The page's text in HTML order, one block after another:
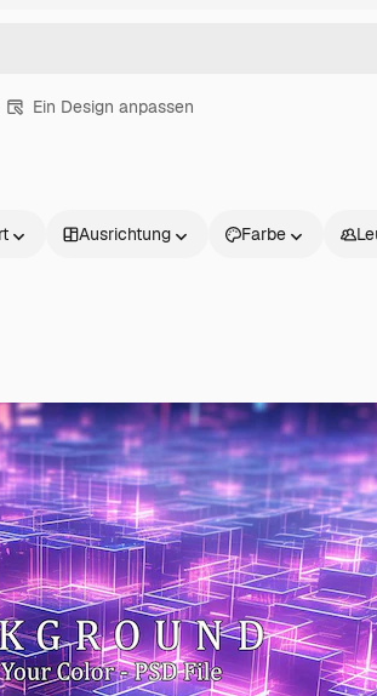
Ein Design anpassen
Ausrichtung Farbe
Produkte
Spaces
KI-Assistent
KI-Bildgenerator
KI-Videogenerator
KI-
Loslegen
Academy
Dokumentation
Support
AGB